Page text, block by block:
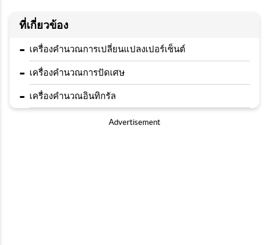
ที่เกี่ยวข้อง
- เครื่องคำนวณการเปลี่ยนแปลงเปอร์เซ็นต์
- เครื่องคำนวณการปัดเศษ
- เครื่องคำนวณอินทิกรัล
Advertisement